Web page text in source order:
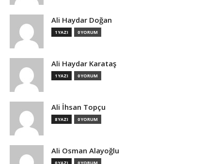
Ali Haydar Doğan
1 YAZI 0 YORUM
Ali Haydar Karataş
1 YAZI 0 YORUM
Ali İhsan Topçu
8 YAZI 0 YORUM
Ali Osman Alayoğlu